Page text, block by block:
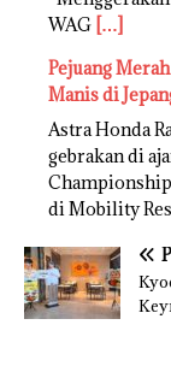
WAG […]
Pejuang
Manis di
Astra Honda
gebrakan di
di Mobility